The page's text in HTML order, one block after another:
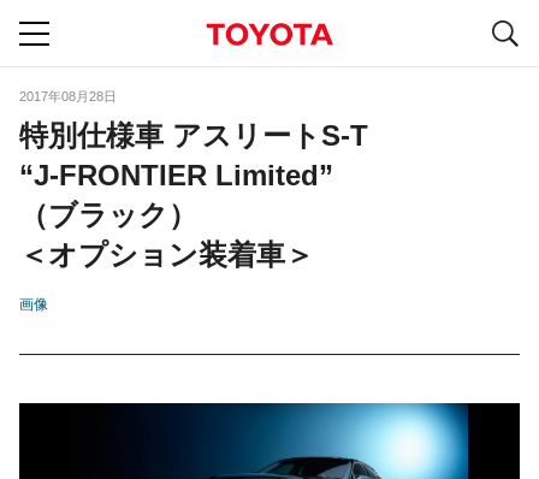
2017年08月28日
特別仕様車 アスリートS-T
“J-FRONTIER Limited”
（ブラック）
＜オプション装着車＞
画像